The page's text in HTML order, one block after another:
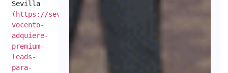
(https://sevilla.abc.es/economia/abci-
vocento-
adquiere-
premium-
leads-
para-